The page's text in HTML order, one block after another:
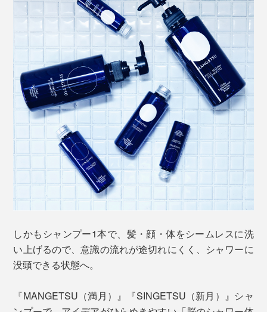
しかもシャンプー1本で、髪・顔・体をシームレスに洗
い上げるので、意識の流れが途切れにくく、シャワーに
没頭できる状態へ。
『MANGETSU（満月）』『SINGETSU（新月）』シャ